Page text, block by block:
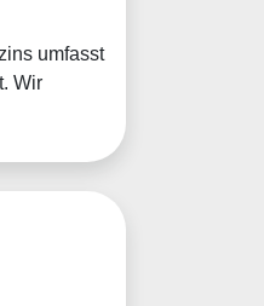
umfasst
Wir